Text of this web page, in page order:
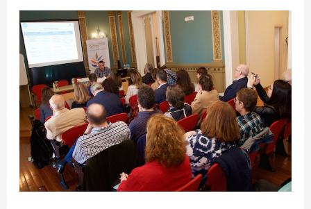
“Es
necesario
prevenir,
educar
y
concienciar
sobre
la
soledad